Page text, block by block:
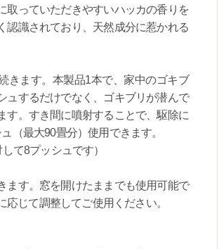
取っていただきやすいハッカの香りを
認識されており、天然成分に惹かれる
きます。本製品1本で、家中のゴキブ
ュするだけでなく、ゴキブリが潜んで
す。すき間に噴射することで、駆除に
（最大90畳分）使用できます。
て8プッシュです）
ます。窓を開けたままでも使用可能で
じて調整してご使用ください。